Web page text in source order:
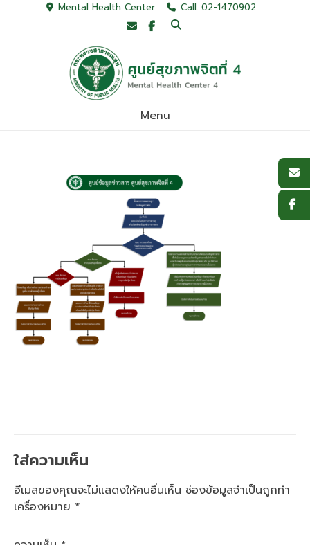
Mental Health Center Call. 02-1470902
Menu
ใส่ความเห็น
อีเมลของคุณจะไม่แสดงให้คนอื่นเห็น ช่องข้อมูลจำเป็นถูกทำ
เครื่องหมาย *